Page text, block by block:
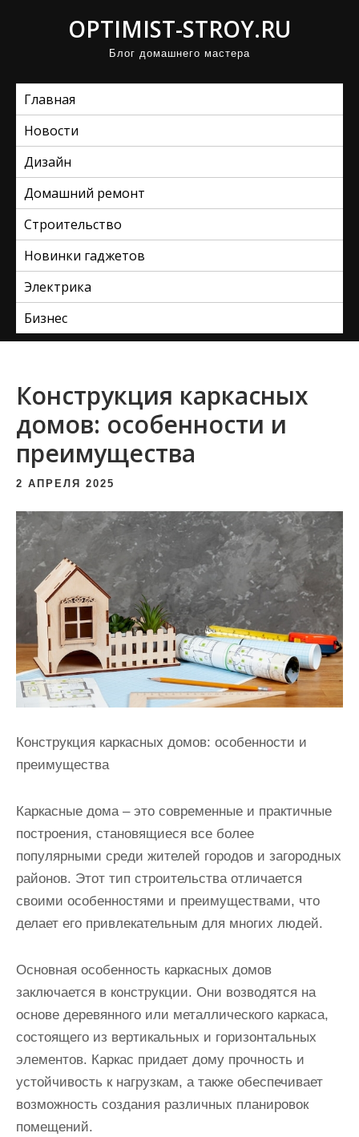
OPTIMIST-STROY.RU
Блог домашнего мастера
Главная
Новости
Дизайн
Домашний ремонт
Строительство
Новинки гаджетов
Электрика
Бизнес
Конструкция каркасных
домов: особенности и
преимущества
2 АПРЕЛЯ 2025
Конструкция каркасных домов: особенности и
преимущества
Каркасные дома – это современные и практичные
построения, становящиеся все более
популярными среди жителей городов и загородных
районов. Этот тип строительства отличается
своими особенностями и преимуществами, что
делает его привлекательным для многих людей.
Основная особенность каркасных домов
заключается в конструкции. Они возводятся на
основе деревянного или металлического каркаса,
состоящего из вертикальных и горизонтальных
элементов. Каркас придает дому прочность и
устойчивость к нагрузкам, а также обеспечивает
возможность создания различных планировок
помещений.